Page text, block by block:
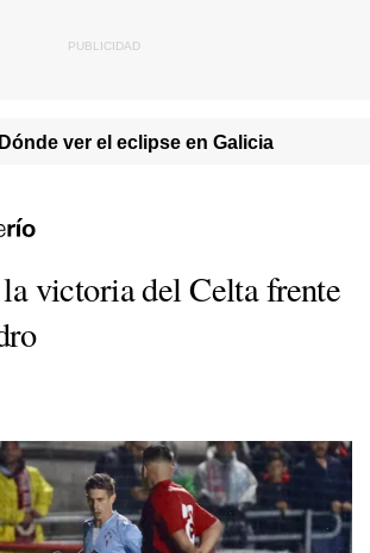
ver el eclipse en Galicia
victoria del Celta frente